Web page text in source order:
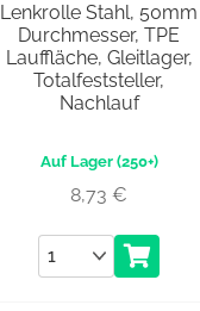
Lenkrolle Stahl, 50mm
Durchmesser, TPE
Lauffläche, Gleitlager,
Totalfeststeller,
Nachlauf
(250+)
8,73€
Anzahl